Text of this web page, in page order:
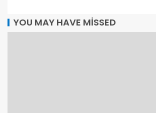
YOU MAY HAVE MISSED